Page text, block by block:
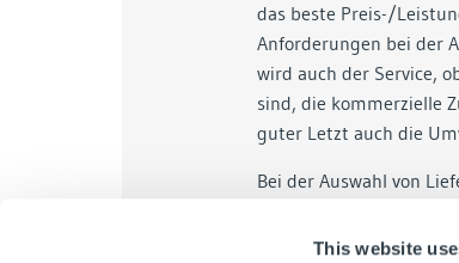
This website
das beste Preis-/
Anforderungen bei der
wird auch der Service,
sind, die kommerzielle
guter Letzt auch die
Bei der Auswahl von
Aufmerksamkeiten und